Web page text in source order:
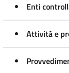
Enti
Attività e